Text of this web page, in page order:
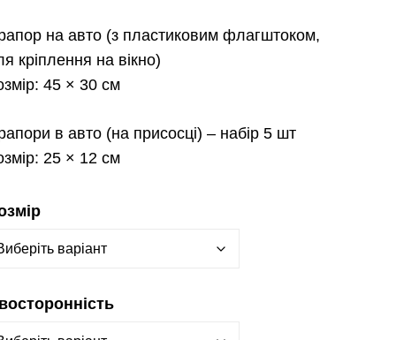
на авто (з пластиковим флагштоком,
кріплення на вікно)
45 × 30 см
в авто (на присосці) – набір 5 шт
25 × 12 см